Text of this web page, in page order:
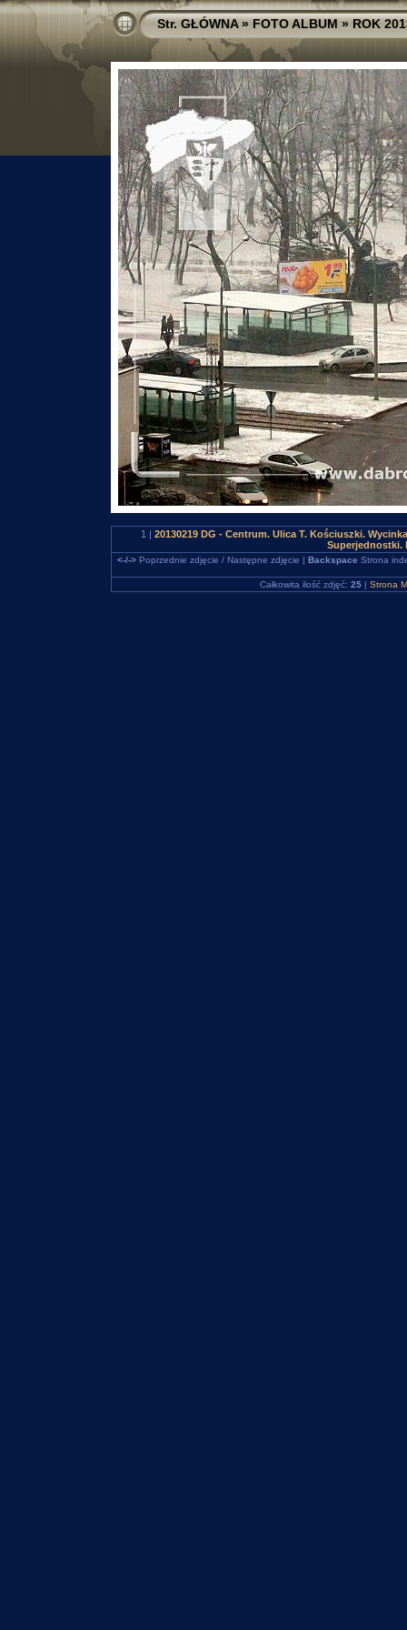
Str. GŁÓWNA»FOTO ALBUM»ROK
1 | 20130219 DG - Centrum. Ulica T. Kościuszki.
Superjednostki.
<-/->Poprzednie zdjęcie / Następne zdjęcie | Backspace Strona
Całkowita ilość zdjęć: 25 | Strona